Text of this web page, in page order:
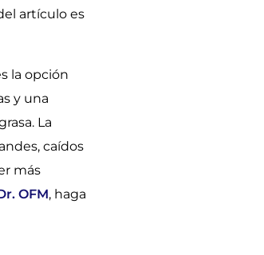
artículo es
la opción
y una
La
caídos
más
OFM, haga